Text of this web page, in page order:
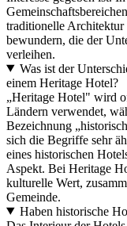
traditionelle Architektur
bewundern, die der
verleihen.
Was ist der
einem Heritage Hotel?
„Heritage Hotel" wird
Ländern verwendet,
Bezeichnung
sich die Begriffe sehr
eines historischen
Aspekt. Bei Heritage
kulturelle Wert,
Gemeinde.
Haben historische